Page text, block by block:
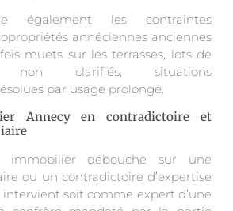
également les contraintes
annéciennes anciennes
muets sur les terrasses, lots de
non clarifiés, situations
par usage prolongé.
Annecy en contradictoire et
immobilier débouche sur une
ou un contradictoire d’expertise
soit comme expert d’une